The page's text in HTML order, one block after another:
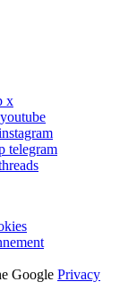
x
telegram
Google Privacy